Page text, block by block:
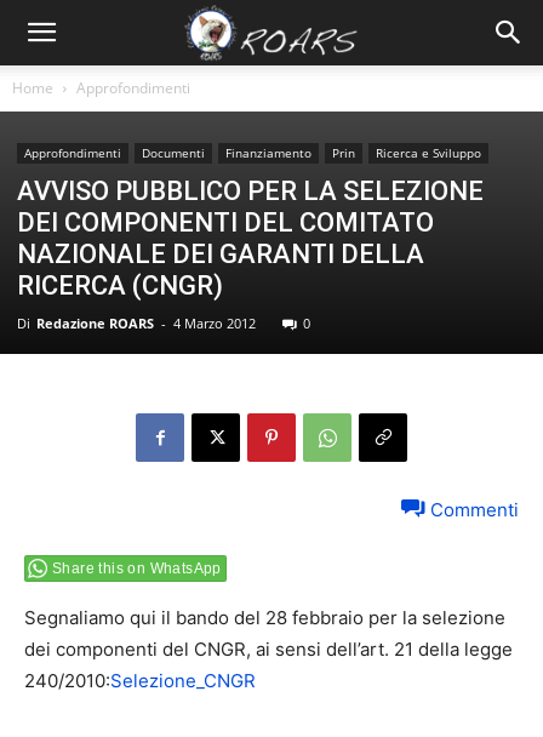
Home Approfondimenti
Approfondimenti Documenti Finanziamento Prin Ricerca e Sviluppo
AVVISO PUBBLICO PER LA SELEZIONE
DEI COMPONENTI DEL COMITATO
NAZIONALE DEI GARANTI DELLA
RICERCA (CNGR)
Di Redazione ROARS - 4 Marzo 2012 0
Commenti
Share this on WhatsApp
Segnaliamo qui il bando del 28 febbraio per la selezione
dei componenti del CNGR, ai sensi dell’art. 21 della legge
240/2010:Selezione_CNGR